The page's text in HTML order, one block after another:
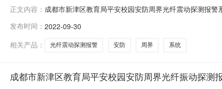
正文内容： 成都市新津区教育局平安校园安防周界光纤震动探测报
称：平安校园安防周界光纤震动探测报警系统采购项目
发布时间： 2022-09-30
相关产品：
光纤震动探测报警 安防 周界 系统
成都市新津区教育局平安校园安防周界光纤振动探测